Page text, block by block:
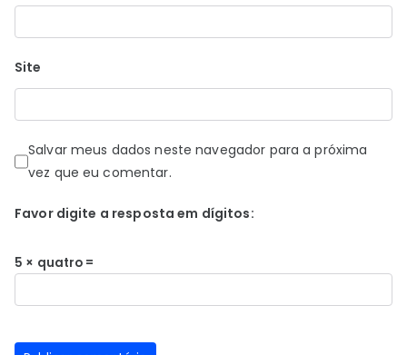
Site
Salvar meus dados neste navegador para a próxima
vez que eu comentar.
Favor digite a resposta em dígitos:
5 × quatro =